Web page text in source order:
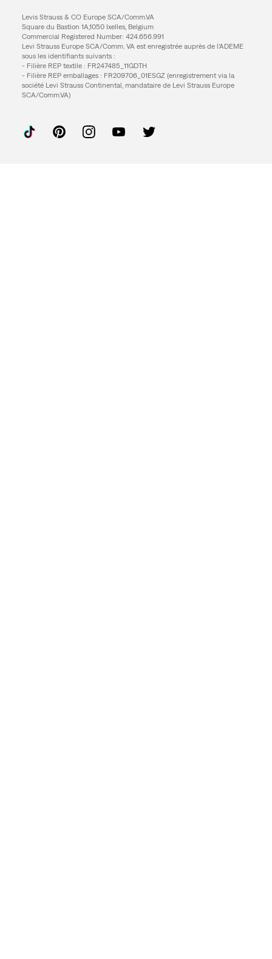
Levis Strauss & CO Europe SCA/Comm.VA
Square du Bastion 1A,1050 Ixelles, Belgium
Commercial Registered Number: 424.656.991
Levi Strauss Europe SCA/Comm. VA est enregistrée auprès de l’ADEME
sous les identifiants suivants :
- Filière REP textile : FR247485_11GDTH
- Filière REP emballages : FR209706_01ESGZ (enregistrement via la
société Levi Strauss Continental, mandataire de Levi Strauss Europe
SCA/Comm.VA)